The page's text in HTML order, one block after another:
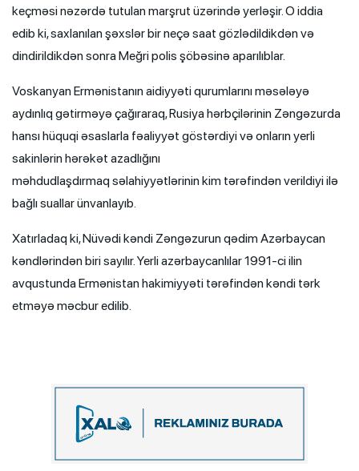
keçməsi nəzərdə tutulan marşrut üzərində yerləşir. O iddia
edib ki, saxlanılan şəxslər bir neçə saat gözlədildikdən və
dindirildikdən sonra Meğri polis şöbəsinə aparılıblar.
Voskanyan Ermənistanın aidiyyəti qurumlarını məsələyə
aydınlıq gətirməyə çağıraraq, Rusiya hərbçilərinin Zəngəzurda
hansı hüquqi əsaslarla fəaliyyət göstərdiyi və onların yerli
sakinlərin hərəkət azadlığını
məhdudlaşdırmaq səlahiyyətlərinin kim tərəfindən verildiyi ilə
bağlı suallar ünvanlayıb.
Xatırladaq ki, Nüvədi kəndi Zəngəzurun qədim Azərbaycan
kəndlərindən biri sayılır. Yerli azərbaycanlılar 1991-ci ilin
avqustunda Ermənistan hakimiyyəti tərəfindən kəndi tərk
etməyə məcbur edilib.